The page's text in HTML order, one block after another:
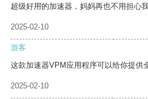
超级好用的加速器，妈妈再也不用担心
2025-02-10
游客
这款加速器VPM应用程序可以给你提供
2025-02-10